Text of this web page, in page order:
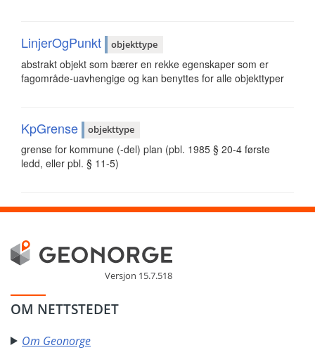
LinjerOgPunkt objekttype
abstrakt objekt som bærer en rekke egenskaper som er
fagområde-uavhengige og kan benyttes for alle objekttyper
KpGrense objekttype
grense for kommune (-del) plan (pbl. 1985 § 20-4 første
ledd, eller pbl. § 11-5)